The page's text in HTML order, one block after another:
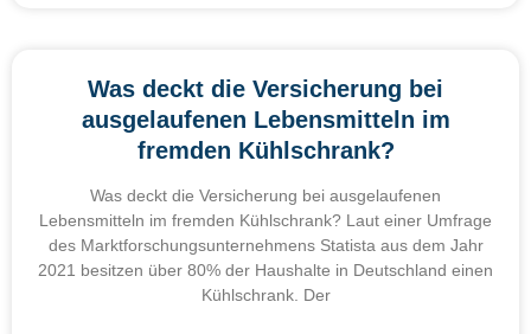
Was deckt die Versicherung bei
ausgelaufenen Lebensmitteln im
fremden Kühlschrank?
Was deckt die Versicherung bei ausgelaufenen
Lebensmitteln im fremden Kühlschrank? Laut einer Umfrage
des Marktforschungsunternehmens Statista aus dem Jahr
2021 besitzen über 80% der Haushalte in Deutschland einen
Kühlschrank. Der